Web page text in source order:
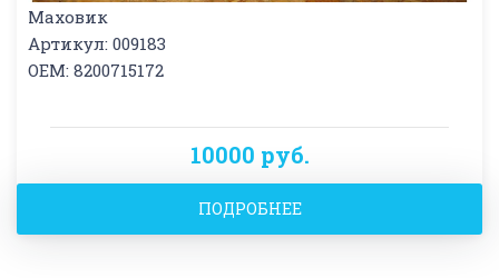
Маховик
Артикул: 009183
OEM: 8200715172
10000 руб.
ПОДРОБНЕЕ